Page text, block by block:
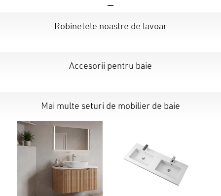
Nu ai niciun produs în coș.
GO TO SHOP
Robinetele noastre de lavoar
Accesorii pentru baie
Mai multe seturi de mobilier de baie